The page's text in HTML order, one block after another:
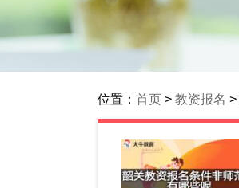
位置： 首页 > 教资报名 >